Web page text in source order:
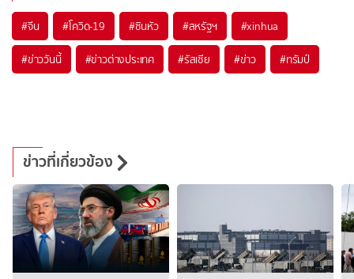
#จีน #โควิด-19 #ซินหัว #สหรัฐฯ #xinhua
#ข่าววันนี้ #ข่าวต่างประเทศ #รัสเซีย #ข่าว #ทรัมป์
ข่าวที่เกี่ยวข้อง